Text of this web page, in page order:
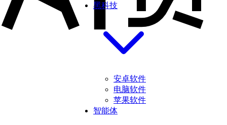
黑科技
安卓软件
电脑软件
苹果软件
智能体